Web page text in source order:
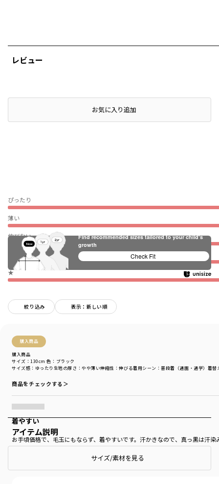
レビュー
ぴったり
薄い
伸びない
普段着（通園・通学）
★
絞り込み 表示：新しい順
購入商品
購入商品
サイズ感 ：ゆったり 生地の厚さ ：やや薄い伸縮性 ：伸びる着用シーン ：普段着（通園・通学） 着替
サイズ：130cm 色：ブラック
商品をチェックする＞
着やすい
お手頃価格で、毛玉にもならず、着やすいです。汗かきなので、真っ黒は汗
店頭在庫を確認するお気に入り追加
アイテム説明
サイズ/素材を見る
Find recommended sizes tailored to your child's
growth
Check Fit